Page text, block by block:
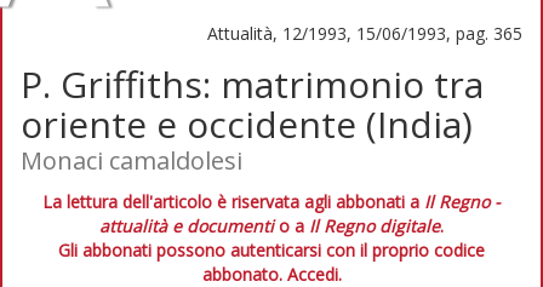
Attualità, 12/1993, 15/06/1993, pag. 365
P. Griffiths: matrimonio tra
oriente e occidente (India)
Monaci camaldolesi
La lettura dell'articolo è riservata agli abbonati a Il Regno -
attualità e documentio a Il Regno digitale.
Gli abbonati possono autenticarsi con il proprio codice
abbonato. Accedi.